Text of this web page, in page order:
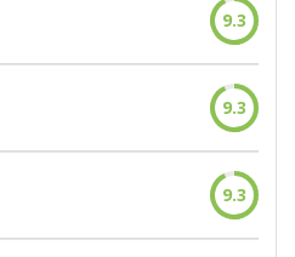
9.3
9.3
9.3